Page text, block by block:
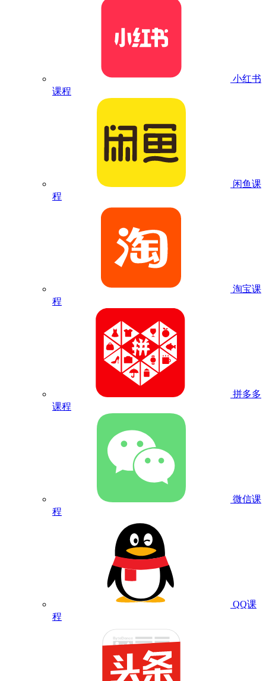
小红书
课程
闲鱼课
程
淘宝课
程
拼多多
课程
微信课
程
QQ课
程